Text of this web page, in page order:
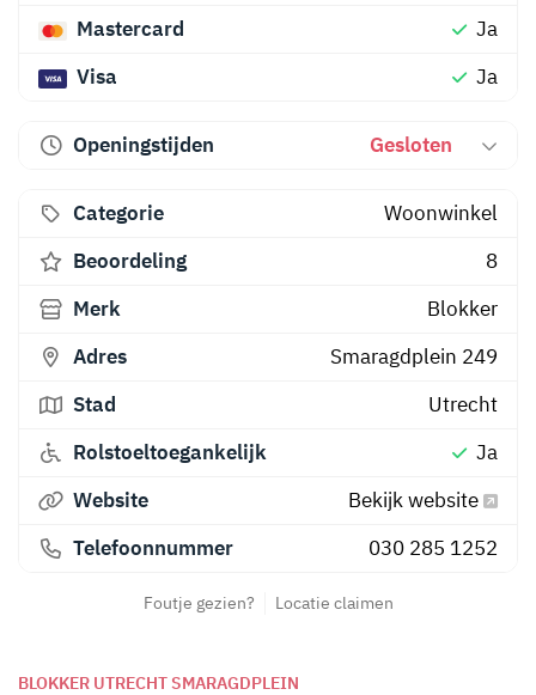
BLOKKER UTRECHT SMARAGDPLEIN
Mastercard
Ja
Visa
Ja
Openingstijden Gesloten
Categorie
Woonwinkel
Beoordeling
8
Merk
Blokker
Adres
Smaragdplein 249
Stad
Utrecht
Rolstoeltoegankelijk
Ja
Website
Bekijk website
Telefoonnummer
030 285 1252
Foutje gezien? Locatie claimen